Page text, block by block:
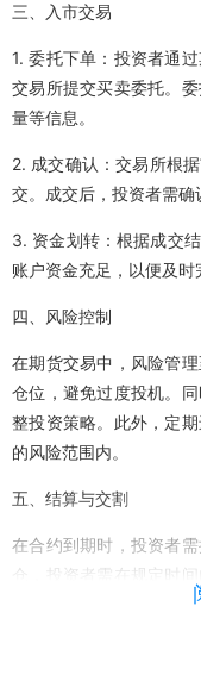
三、入市交易
1. 委托下单：投资者通
交易所提交买卖委托。
量等信息。
2. 成交确认：交易所根
交。成交后，投资者需确
3. 资金划转：根据成交
账户资金充足，以便及时
四、风险控制
在期货交易中，风险管
仓位，避免过度投机。
整投资策略。此外，定
的风险范围内。
五、结算与交割
在合约到期时，投资者
仓，投资者需在规定时
物交割，投资者需按照